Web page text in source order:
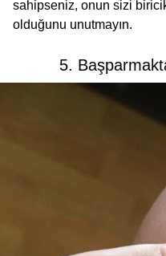
sahipseniz, onun sizi
olduğunu unutmayın.
5.